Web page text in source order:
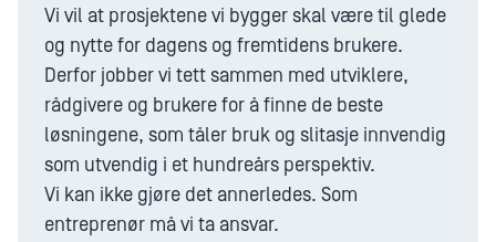
Vi vil at prosjektene vi bygger skal være til glede
og nytte for dagens og fremtidens brukere.
Derfor jobber vi tett sammen med utviklere,
rådgivere og brukere for å finne de beste
løsningene, som tåler bruk og slitasje innvendig
som utvendig i et hundreårs perspektiv.
Vi kan ikke gjøre det annerledes. Som
entreprenør må vi ta ansvar.